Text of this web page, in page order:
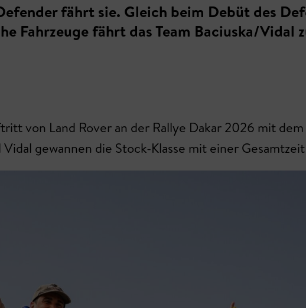
fährt sie. Gleich beim Debüt des
Fahrzeuge fährt das Team Baciuska/Vidal
von Land Rover an der Rallye Dakar 2026 mit
gewannen die Stock-Klasse mit einer